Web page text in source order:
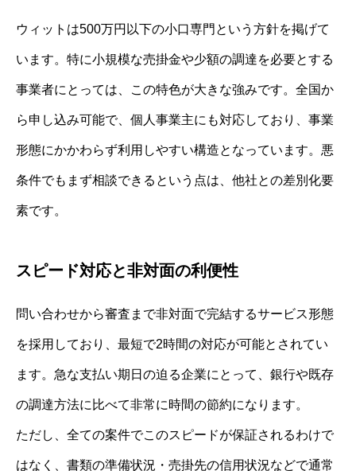
ウィットは500万円以下の小口専門という方針を掲げて
います。特に小規模な売掛金や少額の調達を必要とする
事業者にとっては、この特色が大きな強みです。全国か
ら申し込み可能で、個人事業主にも対応しており、事業
形態にかかわらず利用しやすい構造となっています。悪
条件でもまず相談できるという点は、他社との差別化要
素です。
スピード対応と非対面の利便性
問い合わせから審査まで非対面で完結するサービス形態
を採用しており、最短で2時間の対応が可能とされてい
ます。急な支払い期日の迫る企業にとって、銀行や既存
の調達方法に比べて非常に時間の節約になります。
ただし、全ての案件でこのスピードが保証されるわけで
はなく、書類の準備状況・売掛先の信用状況などで通常